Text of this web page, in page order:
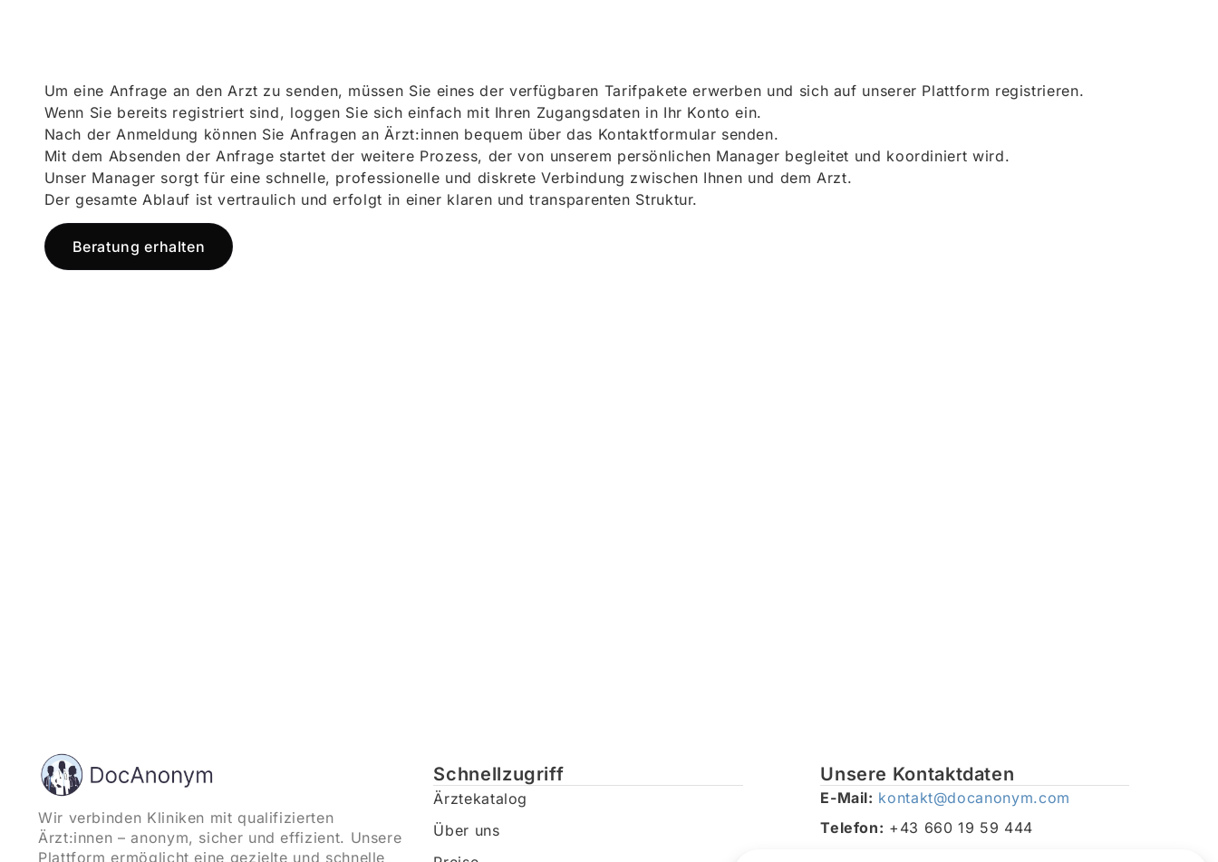
Um eine Anfrage an den Arzt zu senden, müssen Sie eines der verfügbaren Tarifpakete erwerben und sich auf unserer Plattform registrieren.
Wenn Sie bereits registriert sind, loggen Sie sich einfach mit Ihren Zugangsdaten in Ihr Konto ein.
Nach der Anmeldung können Sie Anfragen an Ärzt:innen bequem über das Kontaktformular senden.
Mit dem Absenden der Anfrage startet der weitere Prozess, der von unserem persönlichen Manager begleitet und koordiniert wird.
Unser Manager sorgt für eine schnelle, professionelle und diskrete Verbindung zwischen Ihnen und dem Arzt.
Der gesamte Ablauf ist vertraulich und erfolgt in einer klaren und transparenten Struktur.
Beratung erhalten
Wir verbinden Kliniken mit qualifizierten
Ärzt:innen – anonym, sicher und effizient. Unsere
Plattform ermöglicht eine gezielte und schnelle
Schnellzugriff
Ärztekatalog
Über uns
Unsere Kontaktdaten
E-Mail: kontakt@docanonym.com
Telefon: +43 660 19 59 444